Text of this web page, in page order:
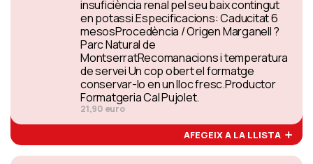
insuficiència renal pel seu baix contingut
en potassi.Especificacions: Caducitat 6
mesosProcedència / Origen Marganell ?
Parc Natural de
MontserratRecomanacions i temperatura
de servei Un cop obert el formatge
conservar-lo en un lloc fresc.Productor
Formatgeria Cal Pujolet.
21,90 euro
AFEGEIX A LA LLISTA